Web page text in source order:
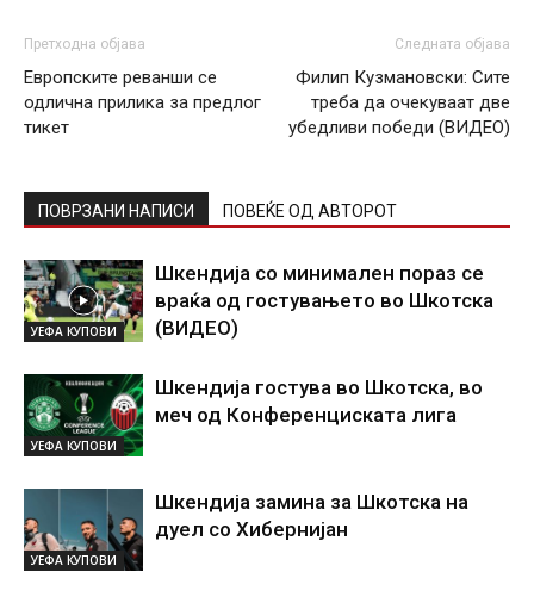
Претходна објава
Европските реванши сe
одлична прилика за предлог
тикет
Следната објава
Филип Кузмановски: Сите
треба да очекуваат две
убедливи победи (ВИДЕО)
ПОВРЗАНИ НАПИСИ ПОВЕЌЕ ОД АВТОРОТ
УЕФА КУПОВИ
Шкендија со минимален пораз се
враќа од гостувањето во Шкотска
(ВИДЕО)
УЕФА КУПОВИ
Шкендија гостува во Шкотска, во
меч од Конференциската лига
УЕФА КУПОВИ
Шкендија замина за Шкотска на
дуел со Хибернијан